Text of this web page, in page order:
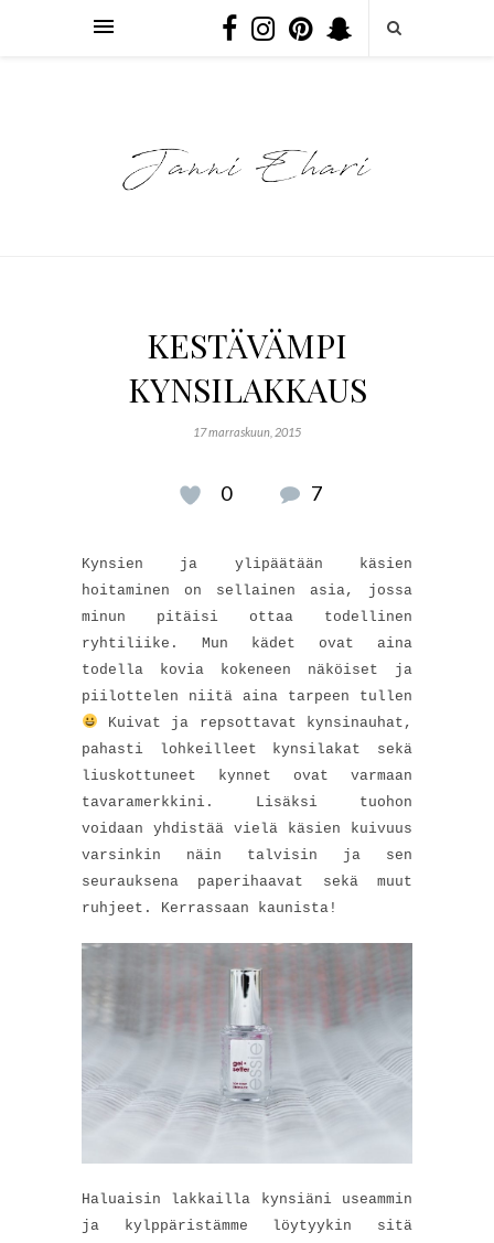
KESTÄVÄMPI
KYNSILAKKAUS
17 marraskuun, 2015
0 7
Kynsien ja ylipäätään käsien
hoitaminen on sellainen asia, jossa
minun pitäisi ottaa todellinen
ryhtiliike. Mun kädet ovat aina
todella kovia kokeneen näköiset ja
piilottelen niitä aina tarpeen tullen
Kuivat ja repsottavat kynsinauhat,
pahasti lohkeilleet kynsilakat sekä
liuskottuneet kynnet ovat varmaan
tavaramerkkini. Lisäksi tuohon
voidaan yhdistää vielä käsien kuivuus
varsinkin näin talvisin ja sen
seurauksena paperihaavat sekä muut
ruhjeet. Kerrassaan kaunista!
Haluaisin lakkailla kynsiäni useammin
ja kylppäristämme löytyykin sitä